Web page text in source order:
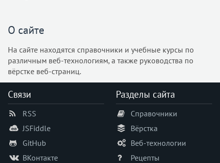
О сайте
На сайте находятся справочники и учебные курсы по
различным веб-технологиям, а также руководства по
вёрстке веб-страниц.
Связи
RSS
JSFiddle
GitHub
ВКонтакте
Разделы сайта
Справочники
Вёрстка
Веб-технологии
Рецепты